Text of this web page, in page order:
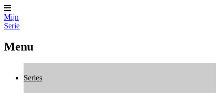
Mijn
Serie
Menu
Series